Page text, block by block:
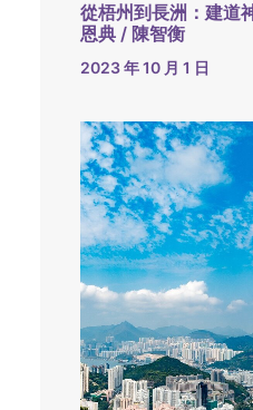
從梧州到長洲：建道
恩典 / 陳智衡
2023 年 10 月 1 日